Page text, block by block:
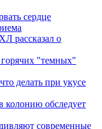
сердце
рассказал о
горячих "темных"
делать при укусе
колонию обследует
современные